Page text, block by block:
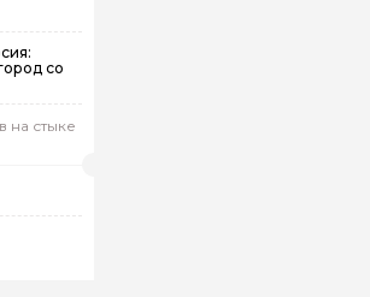
со
на стыке
почта
вопросы, можете их